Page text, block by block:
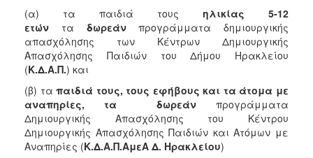
Βρεφονηπιακών
Σταθμών
Δημοτικό
Ιατρείο
Ξενώνας
Φιλοξενίας
Γυναικών
Κέντρο
Κοινότητας
(α) τα παιδιά τους ηλικίας 5-12
ετών τα δωρεάνπρογράμματα δημιουργικής
απασχόλησης των Κέντρων Δημιουργικής
Απασχόλησης Παιδιών του Δήμου Ηρακλείου
(Κ.Δ.Α.Π.) και
(β) τα παιδιά τους, τους εφήβους και τα άτομα με
αναπηρίες, τα
δωρεάν προγράμματα
Δημιουργικής Απασχόλησης του Κέντρου
Δημιουργικής Απασχόλησης Παιδιών και Ατόμων με
Αναπηρίες (Κ.Δ.Α.Π.ΑμεΑ Δ. Ηρακλείου)